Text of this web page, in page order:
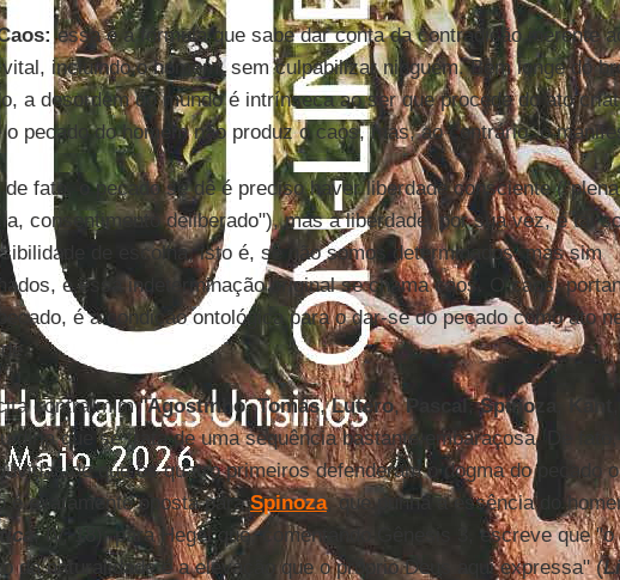
essa é a fórmula que sabe dar conta da contradição inerente
incluindo o homem, sem culpabilizar ninguém. Bem longe do
a desordem do mundo é intrínseca ao ser que procede do ato
o pecado do homem não produz o caos, mas, ao contrário, o
de fato, o pecado se dê é preciso haver liberdade consciente ("plena
consentimento deliberado"), mas a liberdade, por sua vez, é tal
de escolha, isto é, se não somos determinados, mas sim
e essa indeterminação original se chama caos. O caos,
é a condição ontológica para o dar-se do pecado como ato
contra mim "Agostinho,Tomás,Lutero,Pascal ,Spinoza Kant
diria que se trata de uma sequência bastante embaraçosa. De
de que os quatro primeiros defenderam o dogma do pecado
é exatamente oposta paraSpinoza, que punha a essência do
, IV, 18); para Hegel que, comentando Gênesis 3, escreve que "o
da naturalidade é a elevação que o próprio Deus aqui expressa" (